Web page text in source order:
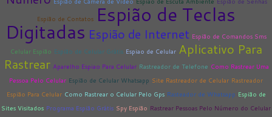
Espião de Contatos Espião de Teclas
Digitadas Espião de Internet Espião de Comandos Sms
Celular Espião Espião de Celular Grátis Espiao de Celular Aplicativo Para
Rastrear Aparelho Espiao Para Celular Rastreador de Telefone Como Rastrear Uma
Pessoa Pelo Celular Espião de Celular Whatsapp Site Rastreador de Celular Rastreador
Espião Para Celular Como Rastrear o Celular Pelo Gps Rasteador de Whatsapp Espião de
Sites Visitados Programa Espião Grátis Spy Espião Rastrear Pessoas Pelo Número do Celular